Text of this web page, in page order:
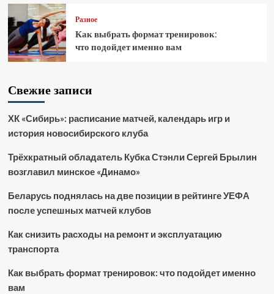
Разное
Как выбрать формат тренировок:
что подойдет именно вам
Свежие записи
ХК «Сибирь»: расписание матчей, календарь игр и
история новосибирского клуба
Трёхкратный обладатель Кубка Стэнли Сергей Брылин
возглавил минское «Динамо»
Беларусь поднялась на две позиции в рейтинге УЕФА
после успешных матчей клубов
Как снизить расходы на ремонт и эксплуатацию
транспорта
Как выбрать формат тренировок: что подойдет именно
вам